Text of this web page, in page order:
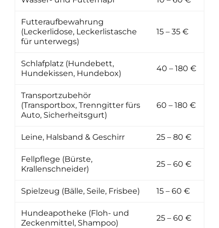
Futteraufbewahrung
(Leckerlidose, Leckerlistasche
für unterwegs)
15 – 35 €
Schlafplatz (Hundebett,
Hundekissen, Hundebox)
40 – 180 €
Transportzubehör
(Transportbox, Trenngitter fürs
Auto, Sicherheitsgurt)
60 – 180 €
Leine, Halsband & Geschirr 25 – 80 €
Fellpflege (Bürste,
Krallenschneider)
25 – 60 €
Spielzeug (Bälle, Seile, Frisbee) 15 – 60 €
Hundeapotheke (Floh- und
Zeckenmittel, Shampoo)
25 – 60 €